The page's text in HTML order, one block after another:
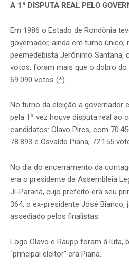
A 1ª DISPUTA REAL PELO
Em 1986 o Estado de Rondônia
governador, ainda em turno único;
peemedebista Jerônimo Santana,
votos, foram mais que o dobro do
69.090 votos (*).
No turno da eleição a governador
pela 1ª vez houve disputa real ao
candidatos: Olavo Pires, com
78.893 e Osvaldo Piana, 72.155
No dia do encerramento da
era o presidente da Assembleia
Ji-Paraná, cujo prefeito era seu
364, o ex-presidente José Bianco,
assediado pelos finalistas.
Logo Olavo e Raupp foram à luta,
“principal eleitor” era Piana.